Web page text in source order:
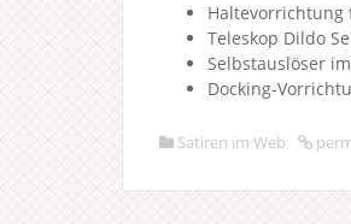
Haltevorrichtung
Teleskop Dildo
Selbstauslöser
Docking-
Satiren im Web